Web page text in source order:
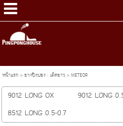
หน้าแรก> ยางปิงปอง : เม็ดยาว> METEOR
9012 LONG OX 9012 LONG
8512 LONG 0.5-0.7